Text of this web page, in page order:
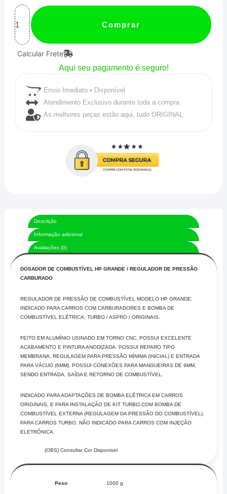
HP
CARBURADO
GRANDE
-
quantidade
Comprar
Calcular Frete
Aqui seu pagamento é seguro!
Envio Imediato • Disponível
Atendimento Exclusivo durante toda a compra.
As melhores peças estão aqui, tudo ORIGINAL
Descrição
Informação adicional
Avaliações (0)
DOSADOR DE COMBUSTÍVEL HP GRANDE / REGULADOR DE PRESSÃO
CARBURADO
REGULADOR DE PRESSÃO DE COMBUSTÍVEL MODELO HP GRANDE.
INDICADO PARA CARROS COM CARBURADORES E BOMBA DE
COMBUSTÍVEL ELÉTRICA, TURBO / ASPRO / ORIGINAIS.
FEITO EM ALUMÍNIO USINADO EM TORNO CNC, POSSUI EXCELENTE
ACABAMENTO E PINTURA ANODIZADA. POSSUI REPARO TIPO
MEMBRANA, REGULAGEM PARA PRESSÃO MÍNIMA (INICIAL) E ENTRADA
PARA VÁCUO (6MM). POSSUI CONEXÕES PARA MANGUEIRAS DE 9MM,
SENDO ENTRADA, SAÍDA E RETORNO DE COMBUSTÍVEL.
INDICADO PARA ADAPTAÇÕES DE BOMBA ELÉTRICA EM CARROS
ORIGINAIS, E PARA INSTALAÇÃO DE KIT TURBO COM BOMBA DE
COMBUSTÍVEL EXTERNA (REGULAGEM DA PRESSÃO DO COMBUSTÍVEL).
PARA CARROS TURBO. NÃO INDICADO PARA CARROS COM INJEÇÃO
ELETRÔNICA.
(OBS) Consultar Cor Disponivel
Peso 1000 g